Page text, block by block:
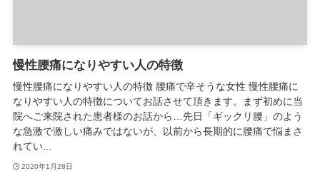
慢性腰痛になりやすい人の特徴
慢性腰痛になりやすい人の特徴 腰痛で辛そうな女性 慢性腰痛に
なりやすい人の特徴についてお話させて頂きます。まず初めに当
院へご来院された患者様のお話から…先日「ギックリ腰」のよう
な急激で激しい痛みではないが、以前から長期的に腰痛で悩まさ
れてい...
2020年1月28日